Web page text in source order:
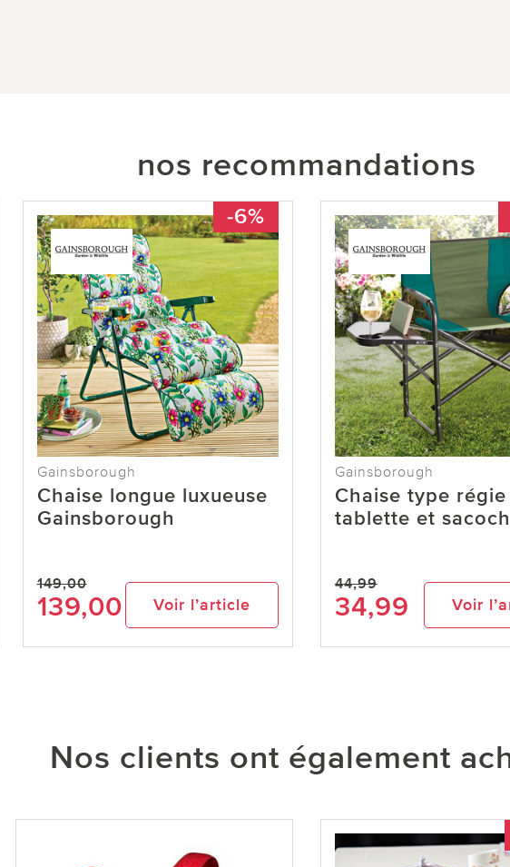
nos recommandations
-6%
Gainsborough
Chaise longue luxueuse
Gainsborough
149,00
139,00 Voir l’article
Gainsborough
Chaise type
tablette et
44,99
34,99 Voir
Nos clients ont également